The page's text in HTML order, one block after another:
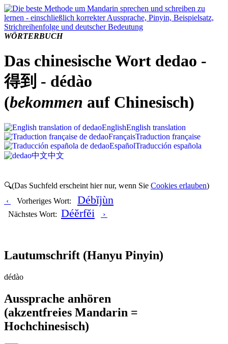
WÖRTERBUCH
Das chinesische Wort dedao -
得到 - dédào
(bekommen auf Chinesisch)
EnglishEnglish translation
FrançaisTraduction française
EspañolTraducción española
中文中文
🔍(Das Suchfeld erscheint hier nur, wenn Sie Cookies erlauben)
‹
Vorheriges Wort: Débĭjùn
Nächstes Wort: Déĕrfĕi ›
Lautumschrift (Hanyu Pinyin)
dédào
Aussprache anhören
(akzentfreies Mandarin =
Hochchinesisch)